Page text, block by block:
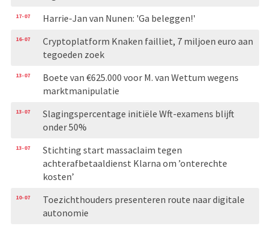
17-07 Harrie-Jan van Nunen: 'Ga beleggen!'
16-07
Cryptoplatform Knaken failliet, 7 miljoen euro aan
tegoeden zoek
13-07
Boete van €625.000 voor M. van Wettum wegens
marktmanipulatie
13-07
Slagingspercentage initiële Wft-examens blijft
onder 50%
13-07
Stichting start massaclaim tegen
achterafbetaaldienst Klarna om ’onterechte
kosten’
10-07
Toezichthouders presenteren route naar digitale
autonomie